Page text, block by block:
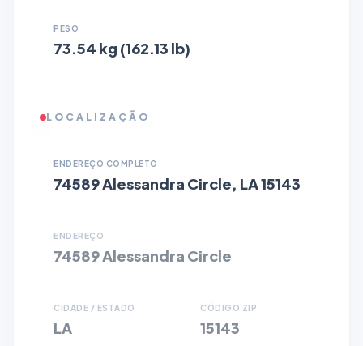
PESO
73.54 kg (162.13 lb)
LOCALIZAÇÃO
ENDEREÇO COMPLETO
74589 Alessandra Circle, LA 15143
ENDEREÇO
74589 Alessandra Circle
CIDADE / ESTADO
LA
CÓDIGO ZIP
15143